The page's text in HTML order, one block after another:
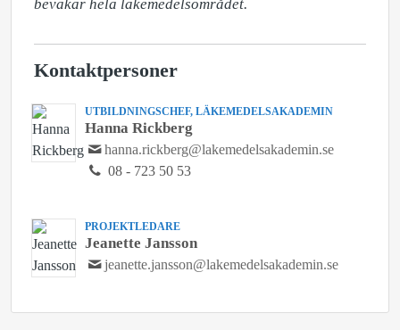
bevakar hela läkemedelsområdet.
Kontaktpersoner
UTBILDNINGSCHEF, LÄKEMEDELSAKADEMIN
Hanna Rickberg
hanna.rickberg@lakemedelsakademin.se
08 - 723 50 53
PROJEKTLEDARE
Jeanette Jansson
jeanette.jansson@lakemedelsakademin.se